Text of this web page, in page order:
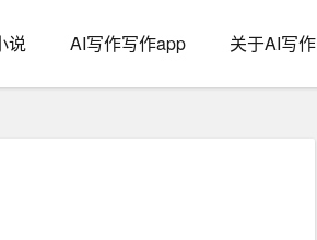
说 AI写作写作app 关于AI写作